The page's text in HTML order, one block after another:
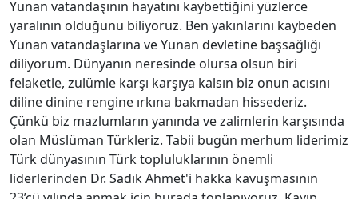
Yunan vatandaşının hayatını kaybettiğini yüzlerce
yaralının olduğunu biliyoruz. Ben yakınlarını kaybeden
Yunan vatandaşlarına ve Yunan devletine başsağlığı
diliyorum. Dünyanın neresinde olursa olsun biri
felaketle, zulümle karşı karşıya kalsın biz onun acısını
diline dinine rengine ırkına bakmadan hissederiz.
Çünkü biz mazlumların yanında ve zalimlerin karşısında
olan Müslüman Türkleriz. Tabii bugün merhum liderimiz
Türk dünyasının Türk topluluklarının önemli
liderlerinden Dr. Sadık Ahmet'i hakka kavuşmasının